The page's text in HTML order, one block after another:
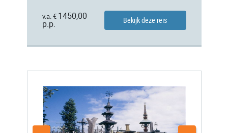
v.a. € 1450,00
p.p.
Bekijk deze reis